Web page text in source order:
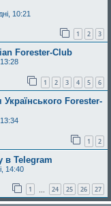
10:21
1 2 3
Forester-Club
1 2 3 4 5 6
Forester-
1 2
в Telegram
14:40
1 24 25 26 27